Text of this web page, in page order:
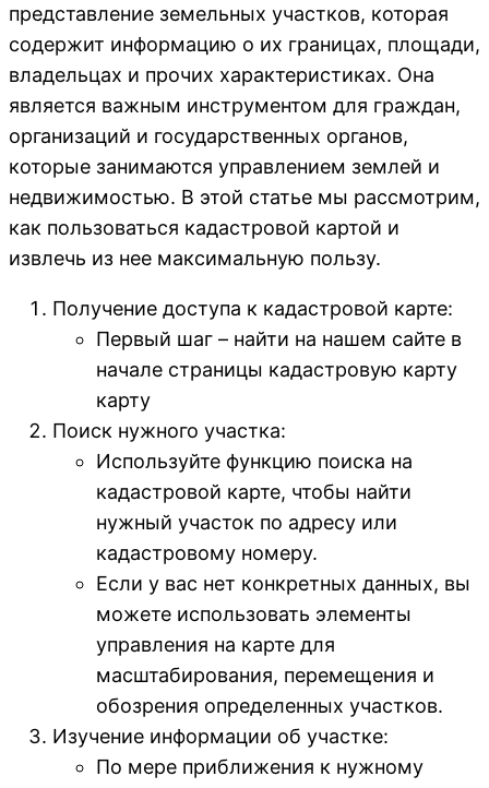
представление земельных участков, которая
содержит информацию о их границах, площади,
владельцах и прочих характеристиках. Она
является важным инструментом для граждан,
организаций и государственных органов,
которые занимаются управлением землей и
недвижимостью. В этой статье мы рассмотрим,
как пользоваться кадастровой картой и
извлечь из нее максимальную пользу.
Получение доступа к кадастровой карте:
Первый шаг – найти на нашем сайте в
начале страницы кадастровую карту
карту
Поиск нужного участка:
Используйте функцию поиска на
кадастровой карте, чтобы найти
нужный участок по адресу или
кадастровому номеру.
Если у вас нет конкретных данных, вы
можете использовать элементы
управления на карте для
масштабирования, перемещения и
обозрения определенных участков.
Изучение информации об участке:
По мере приближения к нужному